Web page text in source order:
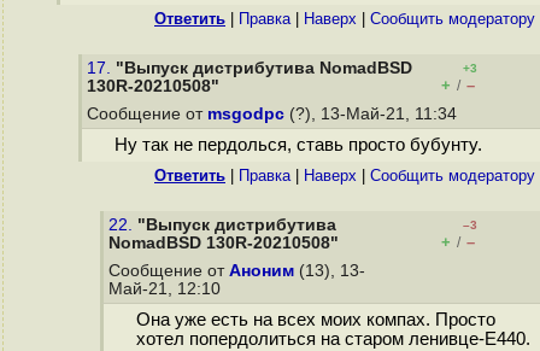
Ответить Правка| Наверх Cообщить модератору
17. "Выпуск дистрибутива NomadBSD
130R-20210508"
+3
+ / –
Сообщение от msgodpc (?), 13-Май-21, 11:34
Ну так не пердолься, ставь просто бубунту.
Ответить Правка| Наверх Cообщить модератору
22. "Выпуск дистрибутива
NomadBSD 130R-20210508"
–3
+ / –
Сообщение от Аноним (13), 13-
Май-21, 12:10
Она уже есть на всех моих компах. Просто
хотел попердолиться на старом ленивце-Е440.